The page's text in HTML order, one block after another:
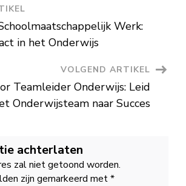
en
Ondersteuning
Werk:
in het Onderwijs
VOLGEND ARTIKEL
Teamleider Onderwijs: Leid
Onderwijsteam naar Succes
achterlaten
zal niet getoond worden.
zijn gemarkeerd met*